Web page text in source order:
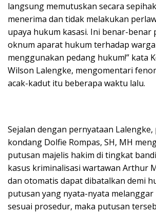
langsung memutuskan secara
menerima dan tidak melakukan
upaya hukum kasasi. Ini benar-benar
oknum aparat hukum terhadap
menggunakan pedang hukum!” kata
Wilson Lalengke, mengomentari
acak-kadut itu beberapa waktu lalu.
Sejalan dengan pernyataan Lalengke,
kondang Dolfie Rompas, SH, MH
putusan majelis hakim di tingkat
kasus kriminalisasi wartawan Arthur
dan otomatis dapat dibatalkan demi
putusan yang nyata-nyata melanggar
sesuai prosedur, maka putusan